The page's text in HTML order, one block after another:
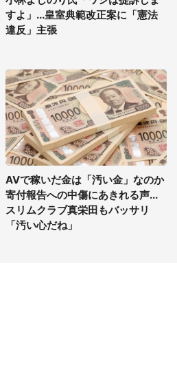
すよ」...皇室典範改正案に「憲法
違反」主張
AVで稼いだ金は「汚い金」なのか
寄付報告への中傷にあきれる声...
スリムクラブ真栄田もバッサリ
「汚い心だね」